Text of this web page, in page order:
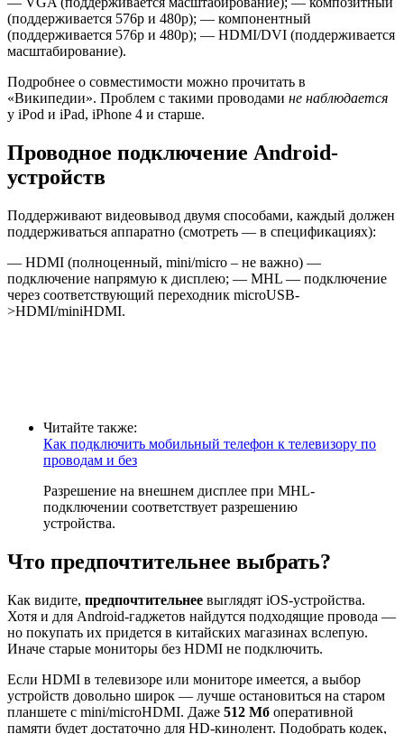
(поддерживается 576p и 480p); — компонентный
(поддерживается 576p и 480p); — HDMI/DVI (поддерживается
масштабирование).
Подробнее о совместимости можно прочитать в
«Википедии». Проблем с такими проводами не наблюдается
у iPod и iPad, iPhone 4 и старше.
Проводное подключение Android-
устройств
Поддерживают видеовывод двумя способами, каждый должен
поддерживаться аппаратно (смотреть — в спецификациях):
— HDMI (полноценный, mini/micro – не важно) —
подключение напрямую к дисплею; — MHL — подключение
через соответствующий переходник microUSB-
>HDMI/miniHDMI.
Читайте также:
Как подключить мобильный телефон к телевизору по
проводам и без
Разрешение на внешнем дисплее при MHL-
подключении соответствует разрешению
устройства.
Что предпочтительнее выбрать?
Как видите, предпочтительнее выглядят iOS-устройства.
Хотя и для Android-гаджетов найдутся подходящие провода —
но покупать их придется в китайских магазинах вслепую.
Иначе старые мониторы без HDMI не подключить.
Если HDMI в телевизоре или мониторе имеется, а выбор
устройств довольно широк — лучше остановиться на старом
планшете с mini/microHDMI. Даже 512 Мб оперативной
памяти будет достаточно для HD-кинолент. Подобрать кодек,